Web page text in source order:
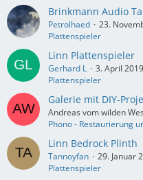
Brinkmann Audio
Petrolhaed
23.
Plattenspieler
Linn Plattenspieler
Gerhard L
3. April
Plattenspieler
Galerie mit DIY-
Andreas vom wilden
Phono - Restaurierung
Linn Bedrock Plinth
Tannoyfan
29. Januar
Plattenspieler